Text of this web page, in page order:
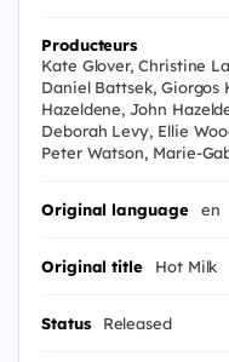
Producteurs
Kate Glover, Christine
Daniel Battsek, Giorgos
Hazeldene, John
Deborah Levy, Ellie
Peter Watson, Marie-
Original language en
Original title Hot Milk
Status Released